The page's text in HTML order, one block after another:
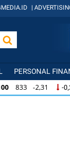
|
PERSONAL
833 -2,31 -
833 -2,31 -